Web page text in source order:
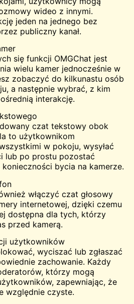
wideo z innymi.
jeden na jednego bez
publiczny kanał.
się funkcji OMGChat jest
wielu kamer jednocześnie w
zobaczyć do kilkunastu osób
a następnie wybrać, z kim
interakcję.
czat tekstowy obok
to użytkownikom
w pokoju, wysyłać
lub po prostu pozostać
bycia na kamerze.
włączyć czat głosowy
internetowej, dzięki czemu
dostępna dla tych, którzy
przed kamerą.
użytkowników
wyciszać lub zgłaszać
zachowanie. Każdy
którzy mogą
zapewniając, że
względnie czyste.